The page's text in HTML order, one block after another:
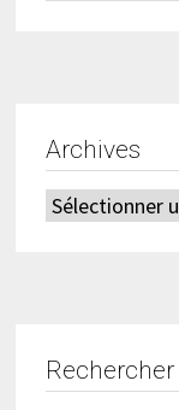
Archives
Archives
Rechercher